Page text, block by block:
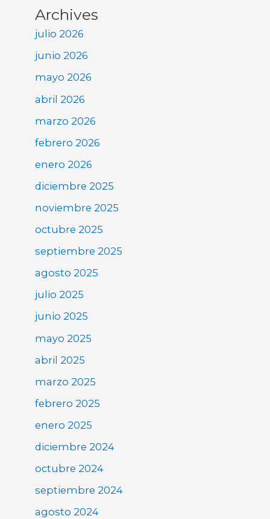
Archives
julio 2026
junio 2026
mayo 2026
abril 2026
marzo 2026
febrero 2026
enero 2026
diciembre 2025
noviembre 2025
octubre 2025
septiembre 2025
agosto 2025
julio 2025
junio 2025
mayo 2025
abril 2025
marzo 2025
febrero 2025
enero 2025
diciembre 2024
octubre 2024
septiembre 2024
agosto 2024